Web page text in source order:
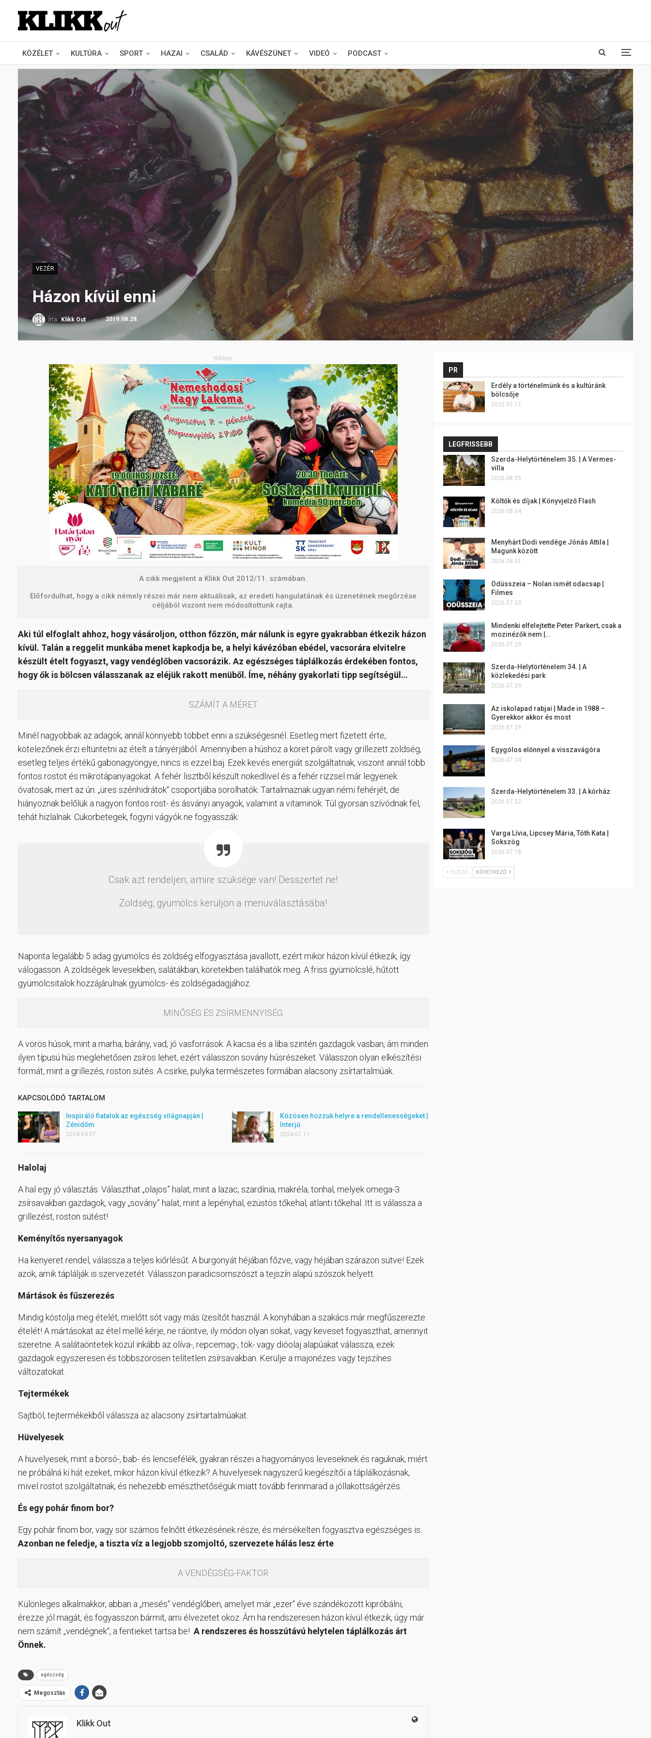
KÖZÉLET KULTÚRA SPORT HAZAI CSALÁD KÁVÉSZÜNET VIDEÓ PODCAST
VEZÉR
Házon kívül enni
Írta: Klikk Out 2019.08.28.
Reklám
A cikk megjelent a Klikk Out 2012/11. számában.
Előfordulhat, hogy a cikk némely részei már nem aktuálisak, az eredeti hangulatának és üzenetének megőrzése
céljából viszont nem módosítottunk rajta.
Aki túl elfoglalt ahhoz, hogy vásároljon, otthon főzzön, már nálunk is egyre gyakrabban étkezik házon
kívül. Talán a reggelit munkába menet kapkodja be, a helyi kávézóban ebédel, vacsorára elvitelre
készült ételt fogyaszt, vagy vendéglőben vacsorázik. Az egészséges táplálkozás érdekében fontos,
hogy ők is bölcsen válasszanak az eléjük rakott menüből. Íme, néhány gyakorlati tipp segítségül…
SZÁMÍT A MÉRET
Minél nagyobbak az adagok, annál könnyebb többet enni a szükségesnél. Esetleg mert fizetett érte,
kötelezőnek érzi eltüntetni az ételt a tányérjából. Amennyiben a húshoz a köret párolt vagy grillezett zöldség,
esetleg teljes értékű gabonagyöngye, nincs is ezzel baj. Ezek kevés energiát szolgáltatnak, viszont annál több
fontos rostot és mikrotápanyagokat. A fehér lisztből készült nokedlivel és a fehér rizzsel már legyenek
óvatosak, mert az ún. „üres szénhidrátok“ csoportjába sorolhatók. Tartalmaznak ugyan némi fehérjét, de
hiányoznak belőlük a nagyon fontos rost- és ásványi anyagok, valamint a vitaminok. Túl gyorsan szívódnak fel,
tehát hizlalnak. Cukorbetegek, fogyni vágyók ne fogyasszák.
Csak azt rendeljen, amire szüksége van! Desszertet ne!
Zöldség, gyümölcs kerüljön a menüválasztásába!
Naponta legalább 5 adag gyümölcs és zöldség elfogyasztása javallott, ezért mikor házon kívül étkezik, így
válogasson. A zöldségek levesekben, salátákban, köretekben találhatók meg. A friss gyümölcslé, hűtött
gyümölcsitalok hozzájárulnak gyümölcs- és zöldségadagjához.
MINŐSÉG ÉS ZSÍRMENNYISÉG
A vörös húsok, mint a marha, bárány, vad, jó vasforrások. A kacsa és a liba szintén gazdagok vasban, ám minden
ilyen típusú hús meglehetősen zsíros lehet, ezért válasszon sovány húsrészeket. Válasszon olyan elkészítési
formát, mint a grillezés, roston sütés. A csirke, pulyka természetes formában alacsony zsírtartalmúak.
KAPCSOLÓDÓ TARTALOM
Inspiráló fiatalok az egészség világnapján |
Zénidőm
2024.04.07.
Közösen hozzuk helyre a rendellenességeket |
Interjú
2024.01.11.
Halolaj
A hal egy jó választás. Választhat „olajos” halat, mint a lazac, szardínia, makréla, tonhal, melyek omega-3
zsírsavakban gazdagok, vagy „sovány” halat, mint a lepényhal, ezüstös tőkehal, atlanti tőkehal. Itt is válassza a
grillezést, roston sütést!
Keményítős nyersanyagok
Ha kenyeret rendel, válassza a teljes kiőrlésűt. A burgonyát héjában főzve, vagy héjában szárazon sütve! Ezek
azok, amik táplálják is szervezetét. Válasszon paradicsomszószt a tejszín alapú szószok helyett.
Mártások és fűszerezés
Mindig kóstolja meg ételét, mielőtt sót vagy más ízesítőt használ. A konyhában a szakács már megfűszerezte
ételét! A mártásokat az étel mellé kérje, ne ráöntve, ily módon olyan sokat, vagy keveset fogyaszthat, amennyit
szeretne. A salátaöntetek közül inkább az olíva-, repcemag-, tök- vagy dióolaj alapúakat válassza, ezek
gazdagok egyszeresen és többszörösen telítetlen zsírsavakban. Kerülje a majonézes vagy tejszínes
változatokat.
Tejtermékek
Sajtból, tejtermékekből válassza az alacsony zsírtartalmúakat.
Hüvelyesek
A hüvelyesek, mint a borsó-, bab- és lencsefélék, gyakran részei a hagyományos leveseknek és raguknak, miért
ne próbálná ki hát ezeket, mikor házon kívül étkezik? A hüvelyesek nagyszerű kiegészítői a táplálkozásnak,
mivel rostot szolgáltatnak, és nehezebb emészthetőségük miatt tovább fennmarad a jóllakottságérzés.
És egy pohár finom bor?
Egy pohár finom bor, vagy sör számos felnőtt étkezésének része, és mérsékelten fogyasztva egészséges is.
Azonban ne feledje, a tiszta víz a legjobb szomjoltó, szervezete hálás lesz érte
A VENDÉGSÉG-FAKTOR
Különleges alkalmakkor, abban a „mesés“ vendéglőben, amelyet már „ezer“ éve szándékozott kipróbálni,
érezze jól magát, és fogyasszon bármit, ami élvezetet okoz. Ám ha rendszeresen házon kívül étkezik, úgy már
nem számít „vendégnek“, a fentieket tartsa be! A rendszeres és hosszútávú helytelen táplálkozás árt
Önnek.
egészség
Megosztás
Klikk Out
PR
Erdély a történelmünk és a kultúránk
bölcsője
2025.07.17.
LEGFRISSEBB
Szerda-Helytörténelem 35. | A Vermes-
villa
2026.08.05.
Költők és díjak | Könyvjelző Flash
2026.08.04.
Menyhárt Dodi vendége Jónás Attila |
Magunk között
2026.08.01.
Odüsszeia – Nolan ismét odacsap |
Filmes
2026.07.30.
Mindenki elfelejtette Peter Parkert, csak a
mozinézők nem |…
2026.07.29.
Szerda-Helytörténelem 34. | A
közlekedési park
2026.07.29.
Az iskolapad rabjai | Made in 1988 –
Gyerekkor akkor és most
2026.07.29.
Egygólos előnnyel a visszavágóra
2026.07.24.
Szerda-Helytörténelem 33. | A kórház
2026.07.22.
Varga Lívia, Lipcsey Mária, Tóth Kata |
Sokszög
2026.07.18.
ELŐZŐ KÖVETKEZŐ